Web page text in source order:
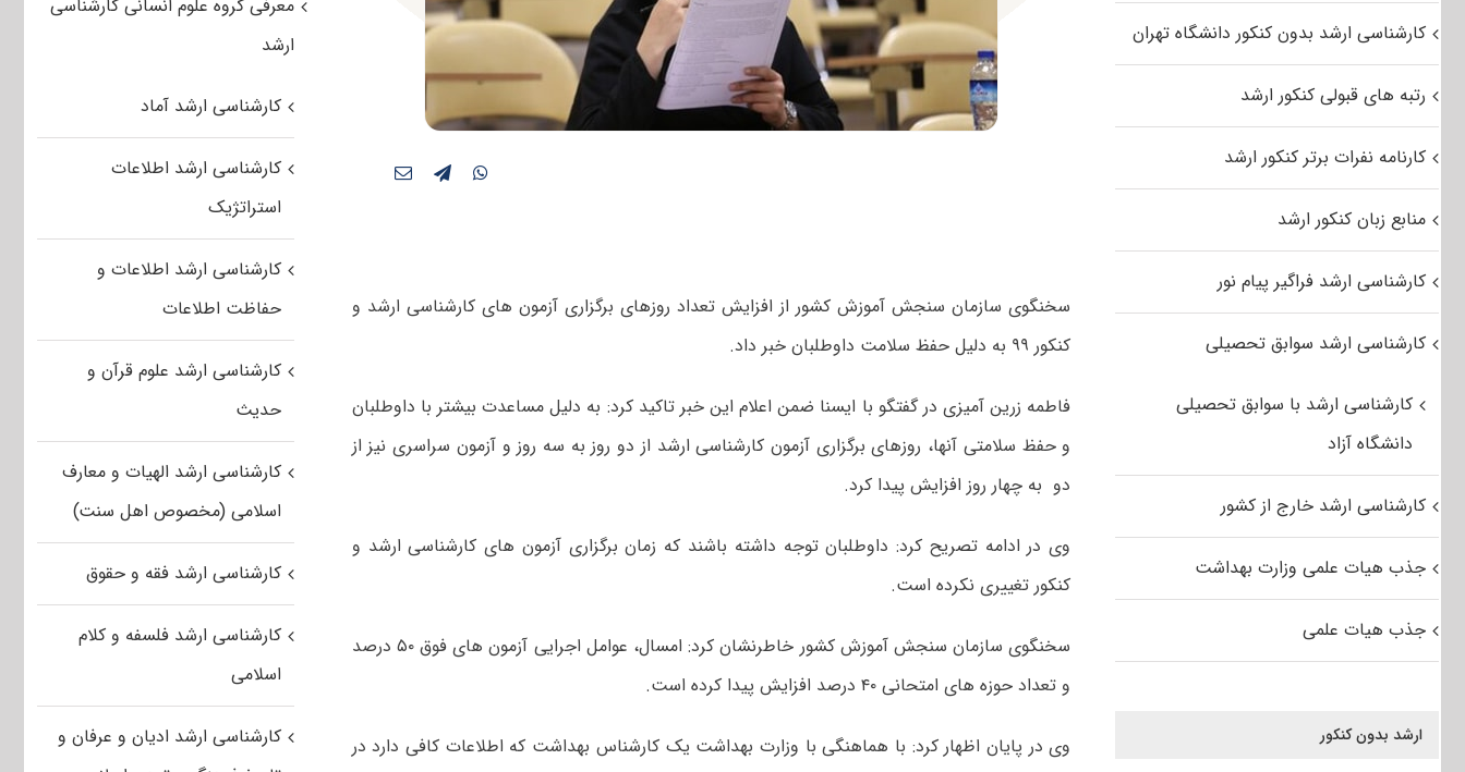
سخنگوی سازمان سنجش آموزش کشور از افزایش تعداد روزهای برگزاری آزمون های کارشناسی ارشد و
کنکور ۹۹ به دلیل حفظ سلامت داوطلبان خبر داد.
فاطمه زرین آمیزی در گفتگو با ایسنا ضمن اعلام این خبر تاکید کرد: به دلیل مساعدت بیشتر با داوطلبان
و حفظ سلامتی آنها، روزهای برگزاری آزمون کارشناسی ارشد از دو روز به سه روز و آزمون سراسری نیز از
دو به چهار روز افزایش پیدا کرد.
وی در ادامه تصریح کرد: داوطلبان توجه داشته باشند که زمان برگزاری آزمون های کارشناسی ارشد و
کنکور تغییری نکرده است.
سخنگوی سازمان سنجش آموزش کشور خاطرنشان کرد: امسال، عوامل اجرایی آزمون های فوق ۵۰ درصد
و تعداد حوزه های امتحانی ۴۰ درصد افزایش پیدا کرده است.
وی در پایان اظهار کرد: با هماهنگی با وزارت بهداشت یک کارشناس بهداشت که اطلاعات کافی دارد در
معرفی گروه علوم انسانی کارشناسی
ارشد
کارشناسی ارشد آماد
کارشناسی ارشد اطلاعات
استراتژیک
کارشناسی ارشد اطلاعات و
حفاظت اطلاعات
کارشناسی ارشد علوم قرآن و
حدیث
کارشناسی ارشد الهیات و معارف
اسلامی (مخصوص اهل سنت)
کارشناسی ارشد فقه و حقوق
کارشناسی ارشد فلسفه و کلام
اسلامی
کارشناسی ارشد ادیان و عرفان و
کارشناسی ارشد بدون کنکور دانشگاه تهران
رتبه های قبولی کنکور ارشد
کارنامه نفرات برتر کنکور ارشد
منابع زبان کنکور ارشد
کارشناسی ارشد فراگیر پیام نور
کارشناسی ارشد سوابق تحصیلی
کارشناسی ارشد با سوابق تحصیلی
دانشگاه آزاد
کارشناسی ارشد خارج از کشور
جذب هیات علمی وزارت بهداشت
جذب هیات علمی
ارشد بدون کنکور